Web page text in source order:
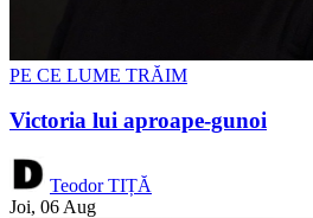
PE CE LUME TRĂIM
Victoria lui aproape-gunoi
Teodor TIȚĂ
Joi, 06 Aug